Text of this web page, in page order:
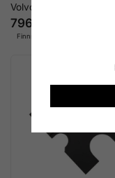
Volvo, 15-18 mm
796 kr
Finns i lager